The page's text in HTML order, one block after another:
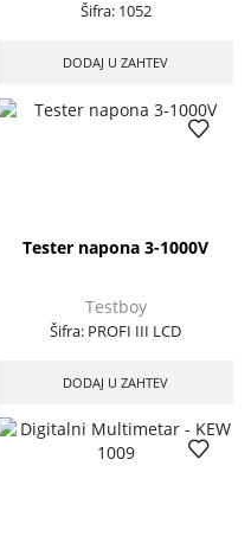
Šifra: 1052
DODAJ U ZAHTEV
Tester napona 3-1000V
Testboy
Šifra: PROFI III LCD
DODAJ U ZAHTEV